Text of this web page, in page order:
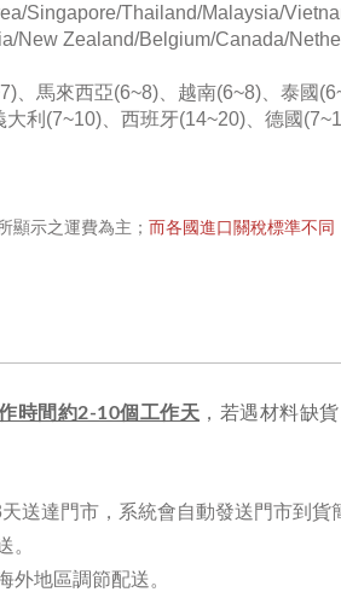
Singapore/Thailand/Malaysia/
New Zealand/Belgium/Canada/
、馬來西亞(6~8)、 越南(6~8)、泰國
大利(7~10) 、西班牙(14~20)、 德國
顯示之運費為主； 而各國進口關稅標準不同
時間約2-10個工作天 ，若遇材料缺
送達門市，系統會自動發送門市到貨
。
外地區調節配送。